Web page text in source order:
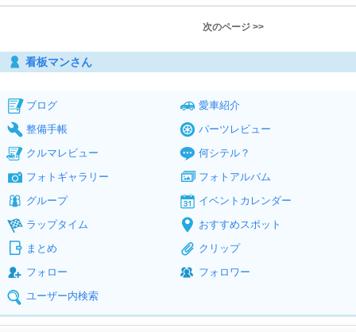
次のページ >>
看板マンさん
ブログ
愛車紹介
整備手帳
パーツレビュー
クルマレビュー
何シテル？
フォトギャラリー
フォトアルバム
グループ
イベントカレンダー
ラップタイム
おすすめスポット
まとめ
クリップ
フォロー
フォロワー
ユーザー内検索